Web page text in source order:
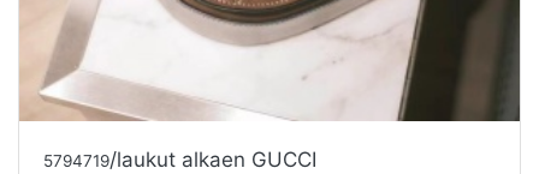
5794719/laukut alkaen GUCCI